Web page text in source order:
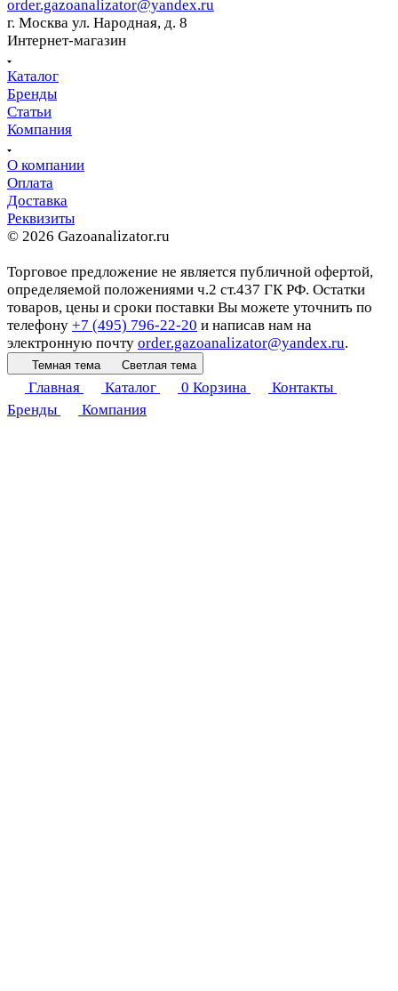
order.gazoanalizator@yandex.ru
г. Москва ул. Народная, д. 8
Интернет-магазин
Каталог
Бренды
Статьи
Компания
О компании
Оплата
Доставка
Реквизиты
© 2026 Gazoanalizator.ru
Торговое предложение не является публичной офертой,
определяемой положениями ч.2 ст.437 ГК РФ. Остатки
товаров, цены и сроки поставки Вы можете уточнить по
телефону +7 (495) 796-22-20 и написав нам на
электронную почту order.gazoanalizator@yandex.ru.
Темная тема Светлая тема
Главная Каталог 0 Корзина
Контакты
Бренды
Компания